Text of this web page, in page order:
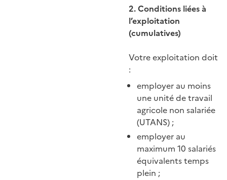
2. Conditions liées à
l’exploitation
(cumulatives)
Votre exploitation doit
:
employer au moins
une unité de travail
agricole non salariée
(UTANS) ;
employer au
maximum 10 salariés
équivalents temps
plein ;